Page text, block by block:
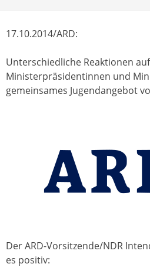
17.10.2014/ARD:
Unterschiedliche Reaktionen
Ministerpräsidentinnen und
gemeinsames Jugendangebot
Der ARD-Vorsitzende/NDR
es positiv: